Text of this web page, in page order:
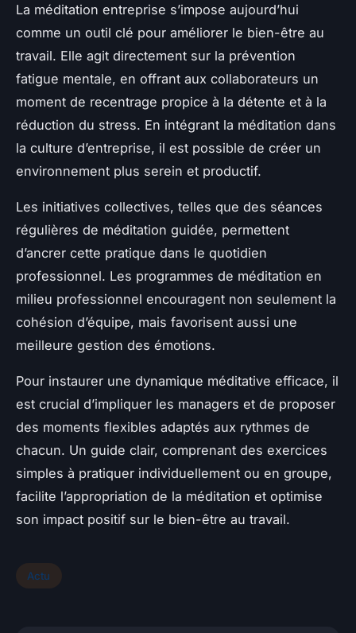
La méditation entreprise s’impose aujourd’hui
comme un outil clé pour améliorer le bien-être au
travail. Elle agit directement sur la prévention
fatigue mentale, en offrant aux collaborateurs un
moment de recentrage propice à la détente et à la
réduction du stress. En intégrant la méditation dans
la culture d’entreprise, il est possible de créer un
environnement plus serein et productif.
Les initiatives collectives, telles que des séances
régulières de méditation guidée, permettent
d’ancrer cette pratique dans le quotidien
professionnel. Les programmes de méditation en
milieu professionnel encouragent non seulement la
cohésion d’équipe, mais favorisent aussi une
meilleure gestion des émotions.
Pour instaurer une dynamique méditative efficace, il
est crucial d’impliquer les managers et de proposer
des moments flexibles adaptés aux rythmes de
chacun. Un guide clair, comprenant des exercices
simples à pratiquer individuellement ou en groupe,
facilite l’appropriation de la méditation et optimise
son impact positif sur le bien-être au travail.
Actu